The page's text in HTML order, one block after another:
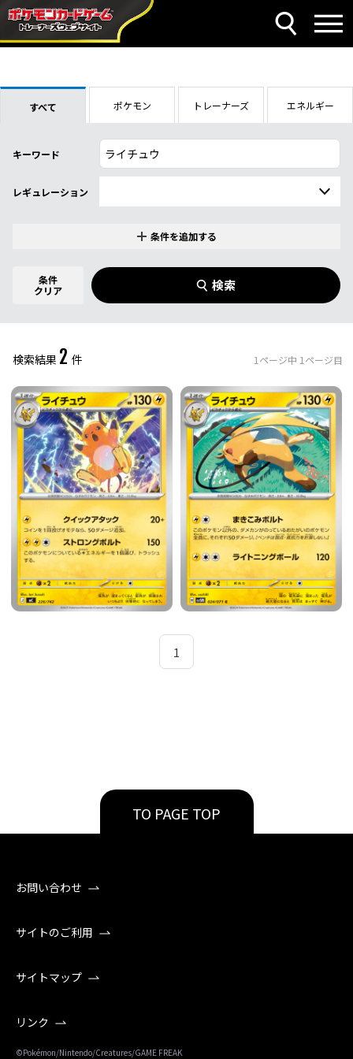
すべて ポケモン トレーナーズ エネルギー
キーワード
レギュレーション
商品名
イラストレーター
レアリティ 0件選択中
ミラー仕様のカード 件選択中
条件を追加する
条件
クリア
検索
検索結果 2 件 1 ページ中 1 ページ目
1
TO PAGE TOP
お問い合わせ
サイトのご利用
サイトマップ
リンク
©Pokémon/Nintendo/Creatures/GAME FREAK